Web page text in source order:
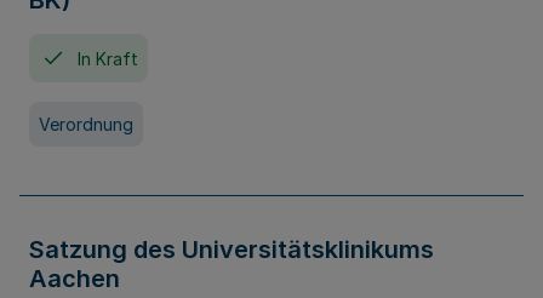
In Kraft
Verordnung
Satzung des Universitätsklinikums
Aachen